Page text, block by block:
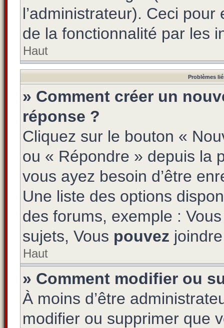
l’administrateur). Ceci
de la fonctionnalité par les
Haut
Problèmes
» Comment créer un
réponse ?
Cliquez sur le bouton «
ou « Répondre » depuis la
vous ayez besoin d’être
Une liste des options
des forums, exemple :
sujets, Vous pouvez
Haut
» Comment modifier ou
À moins d’être
modifier ou supprimer que